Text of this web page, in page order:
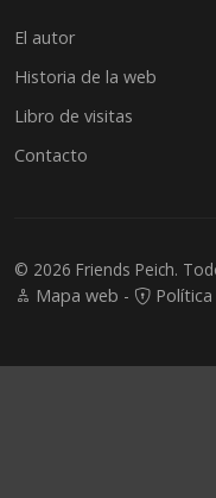
El autor
Historia de la web
Libro de visitas
Contacto
© 2026 Friends Peich.
Mapa web -